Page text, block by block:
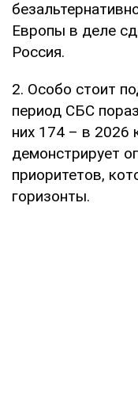
Европы в деле
Россия.
2. Особо стоит
период СБС
них 174 – в 2026
демонстрирует
приоритетов,
горизонты.